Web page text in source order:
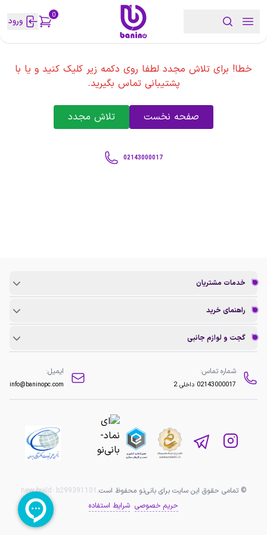
0 ورود
خطا! برای تلاش مجدد لطفا روی دکمه زیر کلیک کنید و یا با
پشتیبانی تماس بگیرید.
صفحه نخست تلاش مجدد
02143000017
خدمات مشتریان
راهنمای خرید
گجت و لوازم جانبی
شماره تماس:
02143000017 داخلی 2
ایمیل:
info@baninopc.com
© تمامی حقوق این سایت برای بانی‌نو محفوظ است. new build: b299391101
حریم خصوصی شرایط استفاده